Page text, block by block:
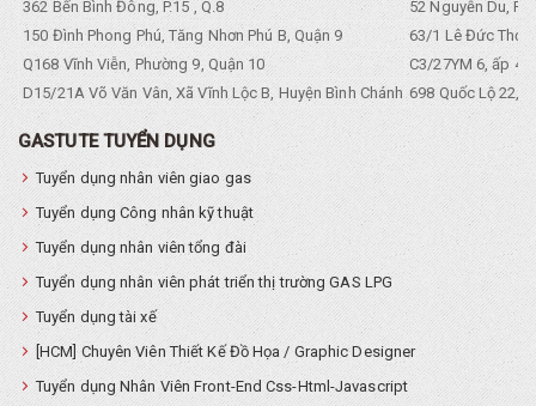
362 Bến Bình Đông, P.15 , Q.8
52 Nguyễn Du,
150 Đình Phong Phú, Tăng Nhơn Phú B, Quận 9
63/1 Lê Đức Thọ,
Q168 Vĩnh Viễn, Phường 9, Quận 10
C3/27YM 6, ấp 4,
D15/21A Võ Văn Vân, Xã Vĩnh Lộc B, Huyện Bình Chánh 698 Quốc Lộ 22,
GASTUTE TUYỂN DỤNG
Tuyển dụng nhân viên giao gas
Tuyển dụng Công nhân kỹ thuật
Tuyển dụng nhân viên tổng đài
Tuyển dụng nhân viên phát triển thị trường GAS LPG
Tuyển dụng tài xế
[HCM] Chuyên Viên Thiết Kế Đồ Họa / Graphic Designer
Tuyển dụng Nhân Viên Front-End Css-Html-Javascript